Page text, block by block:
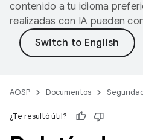
contenido a tu idioma
realizadas con IA pueden
AOSP Documentos
¿Te resultó útil?